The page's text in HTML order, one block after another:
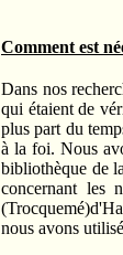
Comment est
Dans nos
qui étaient de
plus part du
à la foi. Nous
bibliothèque de
concernant les
nous avons